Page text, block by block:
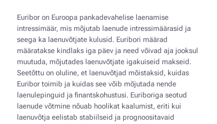
Euribor on Euroopa pankadevahelise laenamise
intressimäär, mis mõjutab laenude intressimäärasid ja
seega ka laenuvõtjate kulusid. Euribori määrad
määratakse kindlaks iga päev ja need võivad aja jooksul
muutuda, mõjutades laenuvõtjate igakuiseid makseid.
Seetõttu on oluline, et laenuvõtjad mõistaksid, kuidas
Euribor toimib ja kuidas see võib mõjutada nende
laenulepinguid ja finantskohustusi. Euriboriga seotud
laenude võtmine nõuab hoolikat kaalumist, eriti kui
laenuvõtja eelistab stabiilseid ja prognoositavaid